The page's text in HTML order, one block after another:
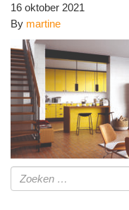
16 oktober 2021
By martine
Zoeken
naar: